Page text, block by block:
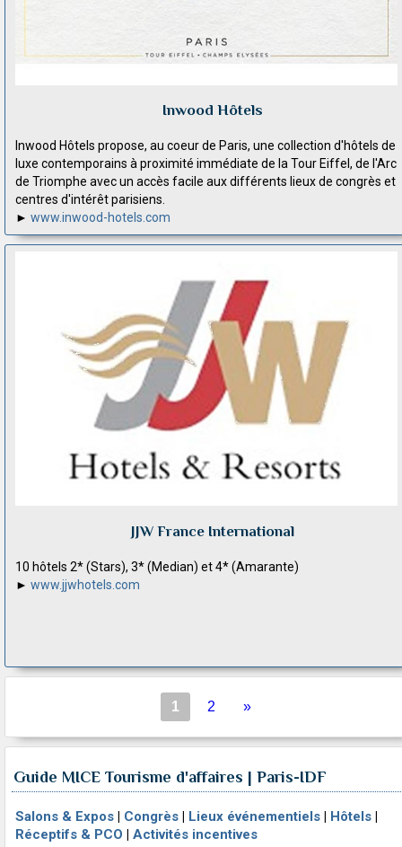
Inwood Hôtels
Inwood Hôtels propose, au coeur de Paris, une collection d'hôtels de
luxe contemporains à proximité immédiate de la Tour Eiffel, de l'Arc
de Triomphe avec un accès facile aux différents lieux de congrès et
centres d'intérêt parisiens.
► www.inwood-hotels.com
JJW France International
10 hôtels 2* (Stars), 3* (Median) et 4* (Amarante)
► www.jjwhotels.com
1 2 »
Guide MICE Tourisme d'affaires | Paris-IDF
Salons & Expos | Congrès | Lieux événementiels | Hôtels |
Réceptifs & PCO | Activités incentives